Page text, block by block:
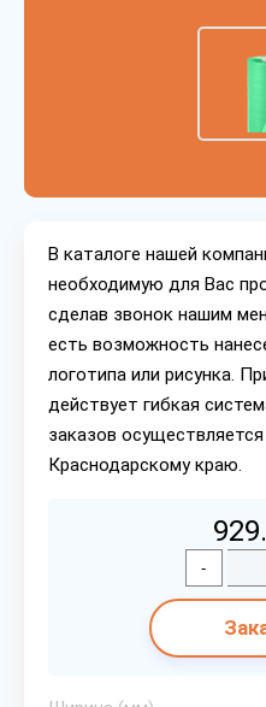
В каталоге нашей
необходимую для Вас
сделав звонок нашим
есть возможность
логотипа или рисунка.
действует гибкая
заказов
Краснодарскому краю.
-